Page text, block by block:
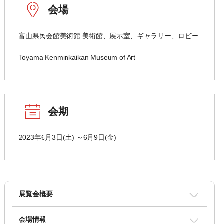
会場
富山県民会館美術館 美術館、展示室、ギャラリー、ロビー
Toyama Kenminkaikan Museum of Art
会期
2023年6月3日(土) ～6月9日(金)
展覧会概要
会場情報